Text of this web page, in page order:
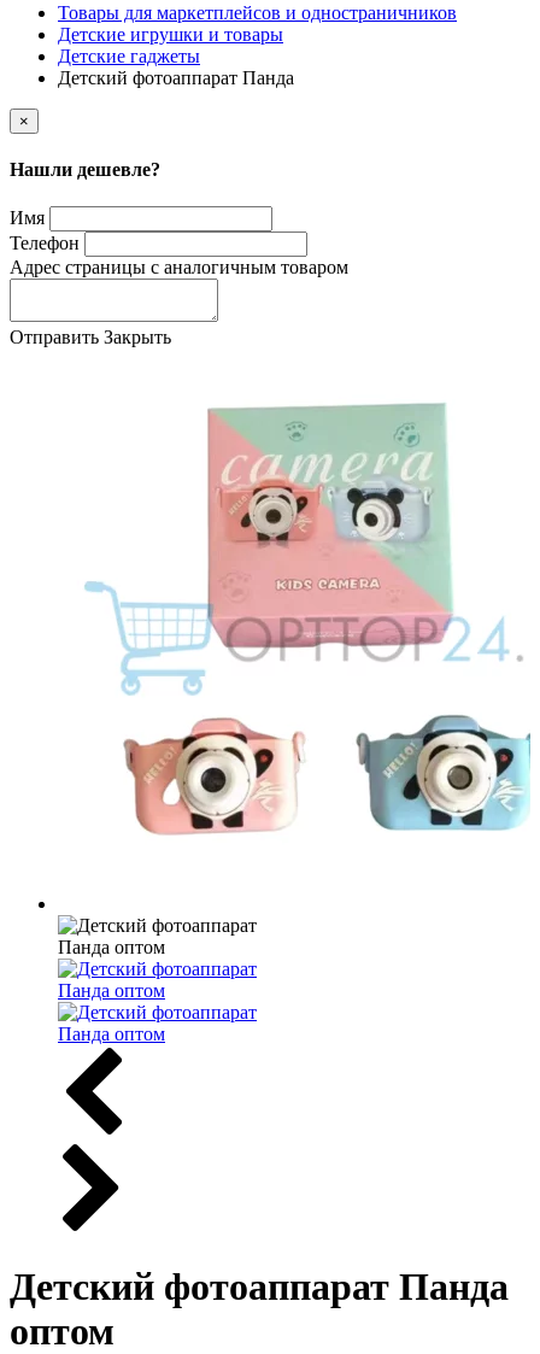
Товары для маркетплейсов и одностраничников
Детские игрушки и товары
Детские гаджеты
Детский фотоаппарат Панда
×
Нашли дешевле?
Имя
Телефон
Адрес страницы с аналогичным товаром
Отправить Закрыть
Детский фотоаппарат Панда
оптом